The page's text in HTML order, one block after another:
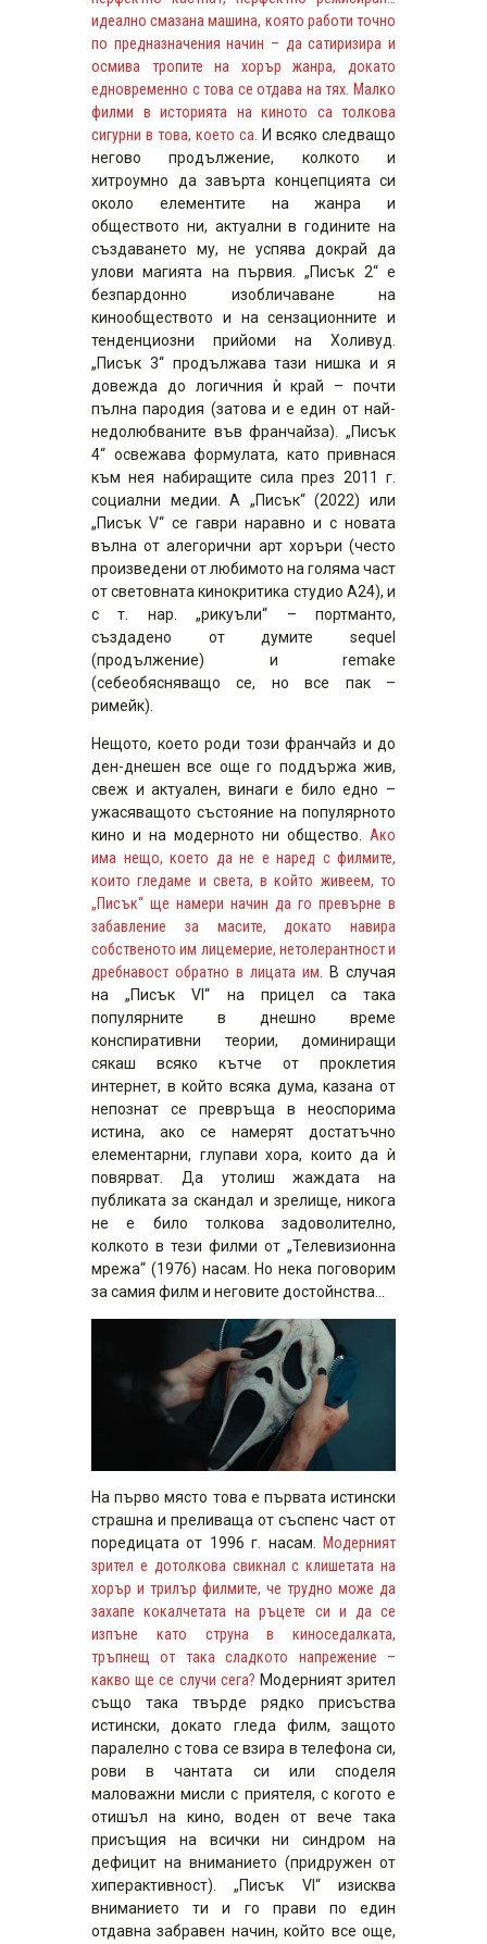
идеално смазана машина, която работи точно
по предназначения начин – да сатиризира и
осмива тропите на хорър жанра, докато
едновременно с това се отдава на тях. Малко
филми в историята на киното са толкова
сигурни в това, което са. И всяко следващо
негово продължение, колкото и
хитроумно да завърта концепцията си
около елементите на жанра и
обществото ни, актуални в годините на
създаването му, не успява докрай да
улови магията на първия. „Писък 2“ e
безпардонно изобличаване на
кинообществото и на сензационните и
тенденциозни прийоми на Холивуд.
„Писък 3“ продължава тази нишка и я
довежда до логичния ѝ край – почти
пълна пародия (затова и е един от най-
недолюбваните във франчайза). „Писък
4“ освежава формулата, като привнася
към нея набиращите сила през 2011 г.
социални медии. А „Писък“ (2022) или
„Писък V“ се гаври наравно и с новата
вълна от алегорични арт хоръри (често
произведени от любимото на голяма част
от световната кинокритика студио A24), и
с т. нар. „рикуъли“ – портманто,
създадено от думите sequel
(продължение) и remake
(себеобясняващо се, но все пак –
римейк).
Нещото, което роди този франчайз и до
ден-днешен все още го поддържа жив,
свеж и актуален, винаги е било едно –
ужасяващото състояние на популярното
кино и на модерното ни общество. Ако
има нещо, което да не е наред с филмите,
които гледаме и света, в който живеем, то
„Писък“ ще намери начин да го превърне в
забавление за масите, докато навира
собственото им лицемерие, нетолерантност и
дребнавост обратно в лицата им. В случая
на „Писък VI“ на прицел са така
популярните в днешно време
конспиративни теории, доминиращи
сякаш всяко кътче от проклетия
интернет, в който всяка дума, казана от
непознат се превръща в неоспорима
истина, ако се намерят достатъчно
елементарни, глупави хора, които да ѝ
повярват. Да утолиш жаждата на
публиката за скандал и зрелище, никога
не е било толкова задоволително,
колкото в тези филми от „Телевизионна
мрежа“ (1976) насам. Но нека поговорим
за самия филм и неговите достойнства…
На първо място това е първата истински
страшна и преливаща от съспенс част от
поредицата от 1996 г. насам. Модерният
зрител е дотолкова свикнал с клишетата на
хорър и трилър филмите, че трудно може да
захапе кокалчетата на ръцете си и да се
изпъне като струна в киноседалката,
тръпнещ от така сладкото напрежение –
какво ще се случи сега? Модерният зрител
също така твърде рядко присъства
истински, докато гледа филм, защото
паралелно с това се взира в телефона си,
рови в чантата си или споделя
маловажни мисли с приятеля, с когото е
отишъл на кино, воден от вече така
присъщия на всички ни синдром на
дефицит на вниманието (придружен от
хиперактивност). „Писък VI“ изисква
вниманието ти и го прави по един
отдавна забравен начин, който все още,